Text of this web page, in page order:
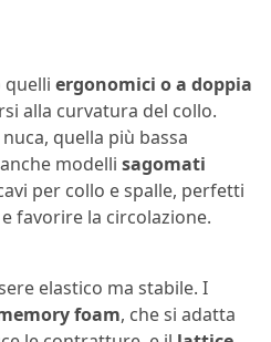
quelli ergonomici o a doppia
alla curvatura del collo.
quella più bassa
modelli sagomati
per collo e spalle, perfetti
favorire la circolazione.
elastico ma stabile. I
foam, che si adatta